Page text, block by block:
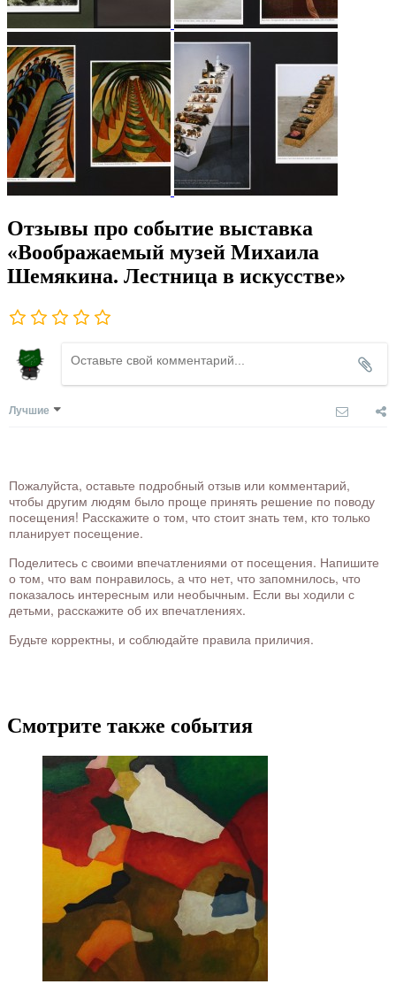
Отзывы про событие выставка
«Воображаемый музей Михаила
Шемякина. Лестница в искусстве»
Лучшие
Пожалуйста, оставьте подробный отзыв или комментарий,
чтобы другим людям было проще принять решение по поводу
посещения! Расскажите о том, что стоит знать тем, кто только
планирует посещение.
Поделитесь с своими впечатлениями от посещения. Напишите
о том, что вам понравилось, а что нет, что запомнилось, что
показалось интересным или необычным. Если вы ходили с
детьми, расскажите об их впечатлениях.
Будьте корректны, и соблюдайте правила приличия.
Смотрите также события